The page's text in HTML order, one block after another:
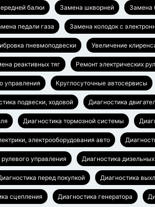
балки Замена шкворней Замена
педали газа Замена колодок с
пневмоподвески Увеличение
реактивных тяг Ремонт электрических
управления Круглосуточные автосервисы
подвески, ходовой Диагностика
Диагностика тормозной системы
электрооборудования авто
управления Диагностика
перед покупкой Диагностика
сцепления Диагностика генератора